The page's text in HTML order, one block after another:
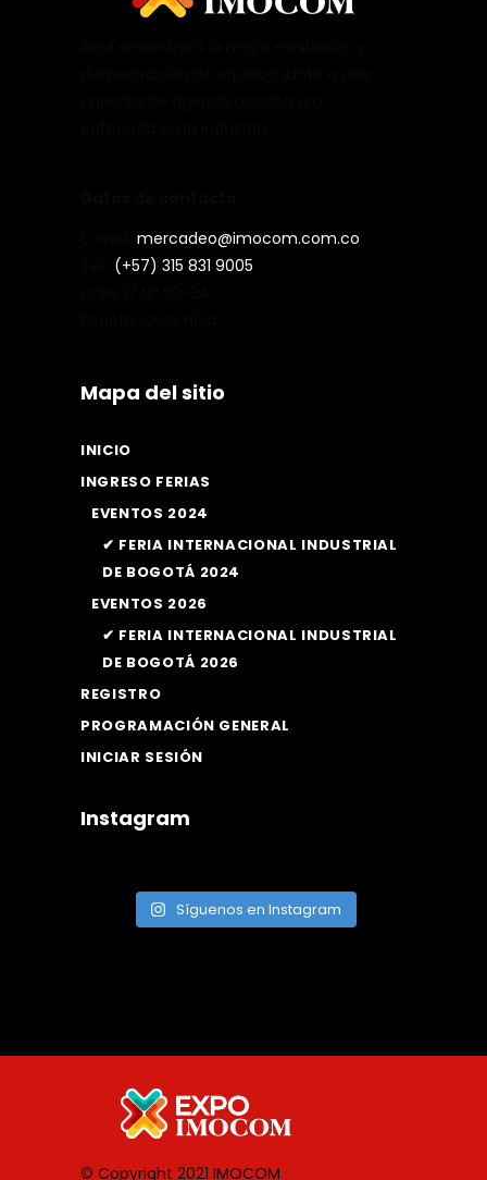
mercadeo@imocom.com.co
(+57) 315 831 9005
Mapa del sitio
INICIO
INGRESO FERIAS
EVENTOS 2024
✔ FERIA INTERNACIONAL INDUSTRIAL
DE BOGOTÁ 2024
EVENTOS 2026
✔ FERIA INTERNACIONAL INDUSTRIAL
DE BOGOTÁ 2026
REGISTRO
PROGRAMACIÓN GENERAL
INICIAR SESIÓN
Instagram
Síguenos en Instagram
© Copyright 2021 IMOCOM